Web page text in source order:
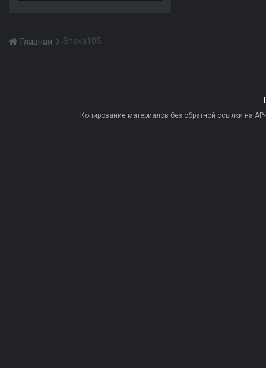
Главная Sheva105
Копирование материалов без обратной ссылки на